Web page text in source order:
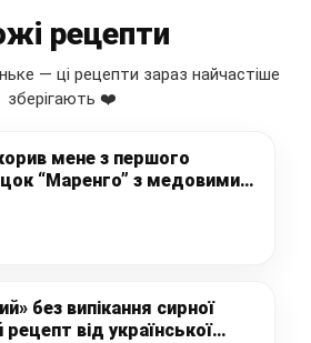
рецепти
— ці рецепти зараз найчастіше
зберігають ❤️
мене з першого
“Маренго” з медовими
безе і смачним
без випікання сирної
від української